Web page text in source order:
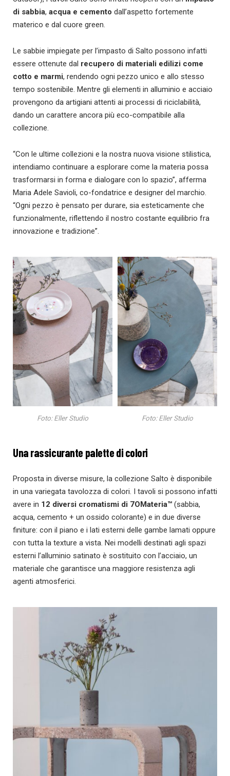
di sabbia, acqua e cemento dall’aspetto fortemente
materico e dal cuore green.
Le sabbie impiegate per l’impasto di Salto possono infatti
essere ottenute dal recupero di materiali edilizi come
cotto e marmi, rendendo ogni pezzo unico e allo stesso
tempo sostenibile. Mentre gli elementi in alluminio e acciaio
provengono da artigiani attenti ai processi di riciclabilità,
dando un carattere ancora più eco-compatibile alla
collezione.
“Con le ultime collezioni e la nostra nuova visione stilistica,
intendiamo continuare a esplorare come la materia possa
trasformarsi in forma e dialogare con lo spazio”, afferma
Maria Adele Savioli, co-fondatrice e designer del marchio.
“Ogni pezzo è pensato per durare, sia esteticamente che
funzionalmente, riflettendo il nostro costante equilibrio fra
innovazione e tradizione”.
Foto: Eller Studio Foto: Eller Studio
Una rassicurante palette di colori
Proposta in diverse misure, la collezione Salto è disponibile
in una variegata tavolozza di colori. I tavoli si possono infatti
avere in 12 diversi cromatismi di 7OMateria™ (sabbia,
acqua, cemento + un ossido colorante) e in due diverse
finiture: con il piano e i lati esterni delle gambe lamati oppure
con tutta la texture a vista. Nei modelli destinati agli spazi
esterni l’alluminio satinato è sostituito con l’acciaio, un
materiale che garantisce una maggiore resistenza agli
agenti atmosferici.